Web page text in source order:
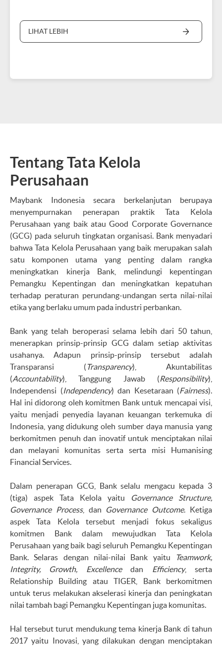
LIHAT LEBIH
Tentang Tata Kelola
Perusahaan
Maybank Indonesia secara berkelanjutan berupaya
menyempurnakan penerapan praktik Tata Kelola
Perusahaan yang baik atau Good Corporate Governance
(GCG) pada seluruh tingkatan organisasi. Bank menyadari
bahwa Tata Kelola Perusahaan yang baik merupakan salah
satu komponen utama yang penting dalam rangka
meningkatkan kinerja Bank, melindungi kepentingan
Pemangku Kepentingan dan meningkatkan kepatuhan
terhadap peraturan perundang-undangan serta nilai-nilai
etika yang berlaku umum pada industri perbankan.
Bank yang telah beroperasi selama lebih dari 50 tahun,
menerapkan prinsip-prinsip GCG dalam setiap aktivitas
usahanya. Adapun prinsip-prinsip tersebut adalah
Transparansi ( Transparency), Akuntabilitas
(Accountability), Tanggung Jawab (Responsibility),
Independensi (Independency) dan Kesetaraan (Fairness).
Hal ini didorong oleh komitmen Bank untuk mencapai visi,
yaitu menjadi penyedia layanan keuangan terkemuka di
Indonesia, yang didukung oleh sumber daya manusia yang
berkomitmen penuh dan inovatif untuk menciptakan nilai
dan melayani komunitas serta serta misi Humanising
Financial Services.
Dalam penerapan GCG, Bank selalu mengacu kepada 3
(tiga) aspek Tata Kelola yaitu
Governance Structure,
Governance Process, dan Governance Outcome. Ketiga
aspek Tata Kelola tersebut menjadi fokus sekaligus
komitmen Bank dalam mewujudkan Tata Kelola
Perusahaan yang baik bagi seluruh Pemangku Kepentingan
Bank. Selaras dengan nilai-nilai Bank yaitu
Teamwork,
Integrity, Growth, Excellencedan Efficiency, serta
Relationship Building atau TIGER, Bank berkomitmen
untuk terus melakukan akselerasi kinerja dan peningkatan
nilai tambah bagi Pemangku Kepentingan juga komunitas.
Hal tersebut turut mendukung tema kinerja Bank di tahun
2017 yaitu Inovasi, yang dilakukan dengan menciptakan